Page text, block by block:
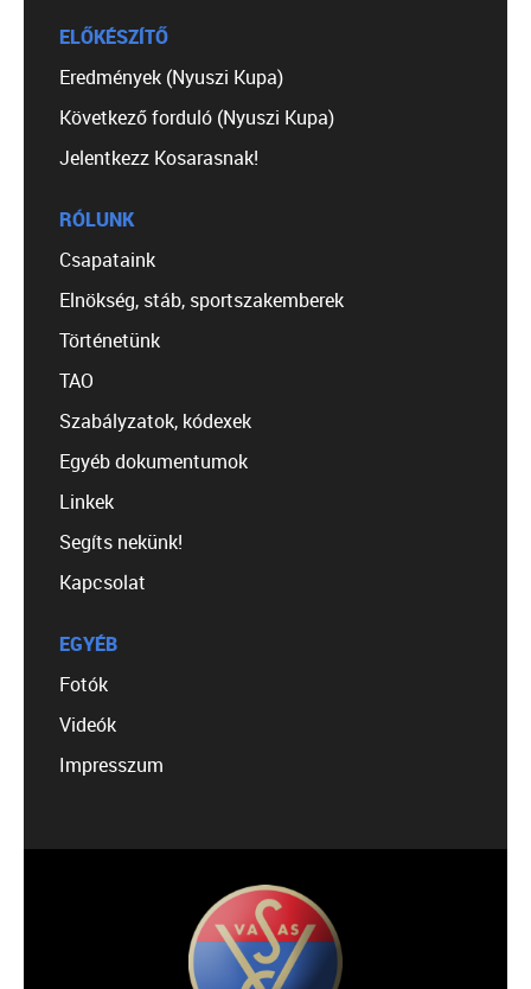
ELŐKÉSZÍTŐ
Eredmények (Nyuszi Kupa)
Következő forduló (Nyuszi Kupa)
Jelentkezz Kosarasnak!
RÓLUNK
Csapataink
Elnökség, stáb, sportszakemberek
Történetünk
TAO
Szabályzatok, kódexek
Egyéb dokumentumok
Linkek
Segíts nekünk!
Kapcsolat
EGYÉB
Fotók
Videók
Impresszum